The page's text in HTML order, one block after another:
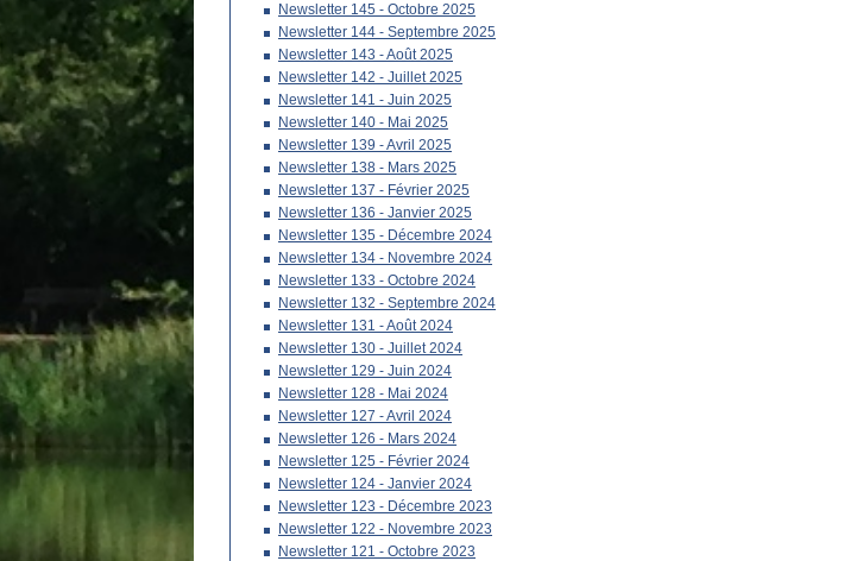
Newsletter 145 - Octobre 2025
Newsletter 144 - Septembre 2025
Newsletter 143 - Août 2025
Newsletter 142 - Juillet 2025
Newsletter 141 - Juin 2025
Newsletter 140 - Mai 2025
Newsletter 139 - Avril 2025
Newsletter 138 - Mars 2025
Newsletter 137 - Février 2025
Newsletter 136 - Janvier 2025
Newsletter 135 - Décembre 2024
Newsletter 134 - Novembre 2024
Newsletter 133 - Octobre 2024
Newsletter 132 - Septembre 2024
Newsletter 131 - Août 2024
Newsletter 130 - Juillet 2024
Newsletter 129 - Juin 2024
Newsletter 128 - Mai 2024
Newsletter 127 - Avril 2024
Newsletter 126 - Mars 2024
Newsletter 125 - Février 2024
Newsletter 124 - Janvier 2024
Newsletter 123 - Décembre 2023
Newsletter 122 - Novembre 2023
Newsletter 121 - Octobre 2023